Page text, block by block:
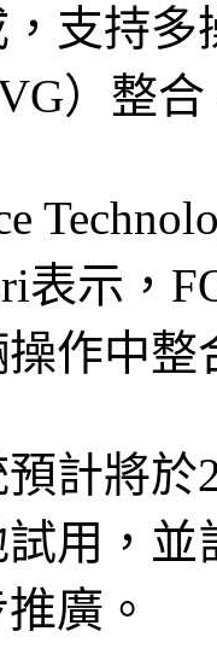
支持多
）整
表示，
作中整
計將於
用，並
廣。